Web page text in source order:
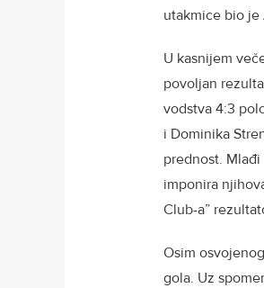
utakmice bio je
U kasnijem
povoljan
vodstva 4:3
i Dominika
prednost.
imponira
Club-a”
Osim
gola. Uz